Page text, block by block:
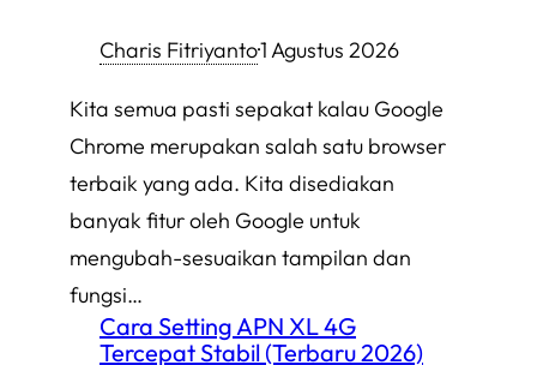
Charis Fitriyanto·1 Agustus 2026
Kita semua pasti sepakat kalau Google
Chrome merupakan salah satu browser
terbaik yang ada. Kita disediakan
banyak fitur oleh Google untuk
mengubah-sesuaikan tampilan dan
fungsi…
Cara Setting APN XL 4G
Tercepat Stabil (Terbaru 2026)